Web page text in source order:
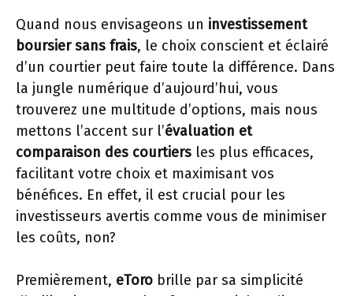
Quand nous envisageons un investissement
boursier sans frais, le choix conscient et éclairé
d’un courtier peut faire toute la différence. Dans
la jungle numérique d’aujourd’hui, vous
trouverez une multitude d’options, mais nous
mettons l’accent sur l’évaluation et
comparaison des courtiers les plus efficaces,
facilitant votre choix et maximisant vos
bénéfices. En effet, il est crucial pour les
investisseurs avertis comme vous de minimiser
les coûts, non?
Premièrement, eToro brille par sa simplicité